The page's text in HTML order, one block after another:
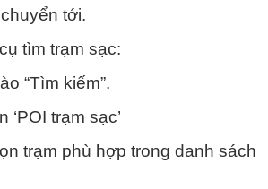
tới.
tìm trạm sạc:
“Tìm kiếm”.
trạm sạc’
trạm phù hợp trong danh sách